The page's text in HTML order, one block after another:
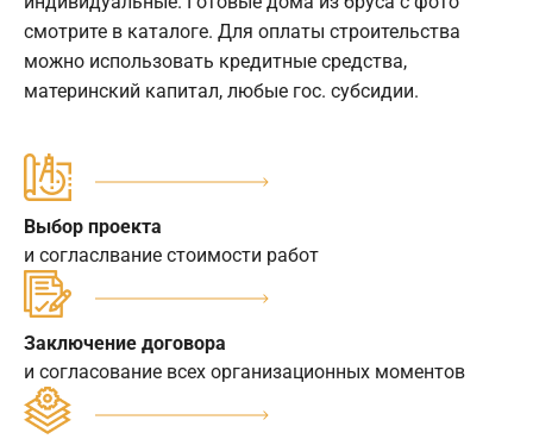
смотрите в каталоге. Для оплаты строительства
можно использовать кредитные средства,
материнский капитал, любые гос. субсидии.
Выбор проекта
и согласлвание стоимости работ
Заключение договора
и согласование всех организационных моментов